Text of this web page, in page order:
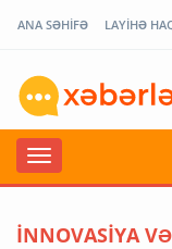
ANA SƏHİFƏ LAYİHƏ
İNNOVASİYA